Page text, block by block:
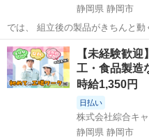
静岡県 静岡市
では、 組立後の製品がきちんと動
た、 加工後の…
静岡 静岡市 工場
【未経験歓
工・食品製造
時給1,350円
日払い
株式会社綜合キ
静岡県 静岡市